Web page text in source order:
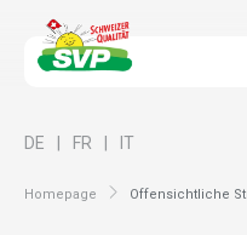
Homepage Offensichtliche
DE FR IT